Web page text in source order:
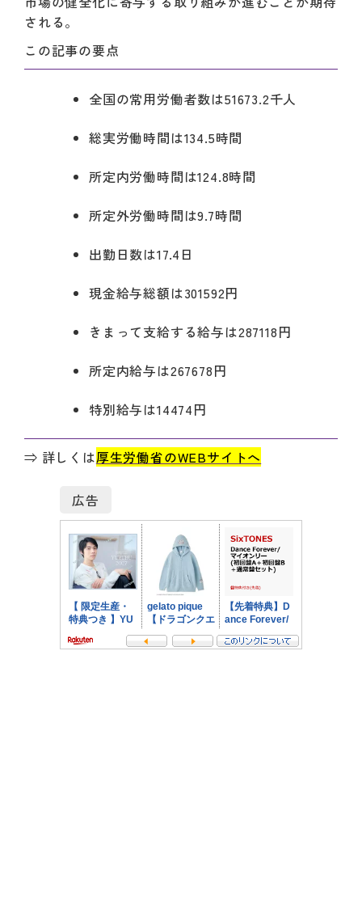
される。
この記事の要点
全国の常用労働者数は51673.2千人
総実労働時間は134.5時間
所定内労働時間は124.8時間
所定外労働時間は9.7時間
出勤日数は17.4日
現金給与総額は301592円
きまって支給する給与は287118円
所定内給与は267678円
特別給与は14474円
⇒ 詳しくは厚生労働省のWEBサイトへ
広告